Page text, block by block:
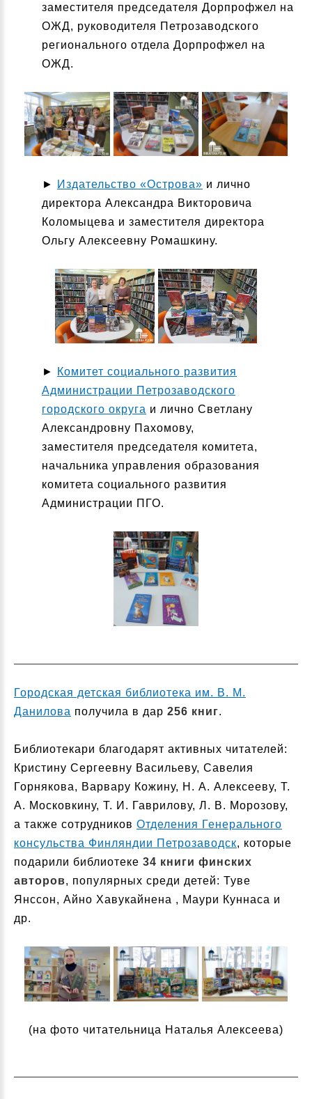
заместителя председателя Дорпрофжел на
ОЖД, руководителя Петрозаводского
регионального отдела Дорпрофжел на
ОЖД.
► Издательство «Острова» и лично
директора Александра Викторовича
Коломыцева и заместителя директора
Ольгу Алексеевну Ромашкину.
►
Комитет социального развития
Администрации Петрозаводского
городского округа и лично Светлану
Александровну Пахомову,
заместителя председателя комитета,
начальника управления образования
комитета социального развития
Администрации ПГО.
Городская детская библиотека им. В. М.
Данилова получила в дар 256 книг.
Библиотекари благодарят активных читателей:
Кристину Сергеевну Васильеву, Савелия
Горнякова, Варвару Кожину, Н. А. Алексееву, Т.
А. Московкину, Т. И. Гаврилову, Л. В. Морозову,
а также сотрудников Отделения Генерального
консульства Финляндии Петрозаводск, которые
подарили библиотеке 34 книги финских
авторов, популярных среди детей: Туве
Янссон, Айно Хавукайнена , Маури Куннаса и
др.
(на фото читательница Наталья Алексеева)